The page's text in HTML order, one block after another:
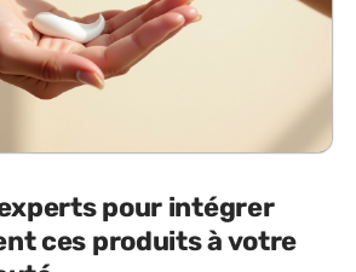
pour intégrer
ces produits à votre